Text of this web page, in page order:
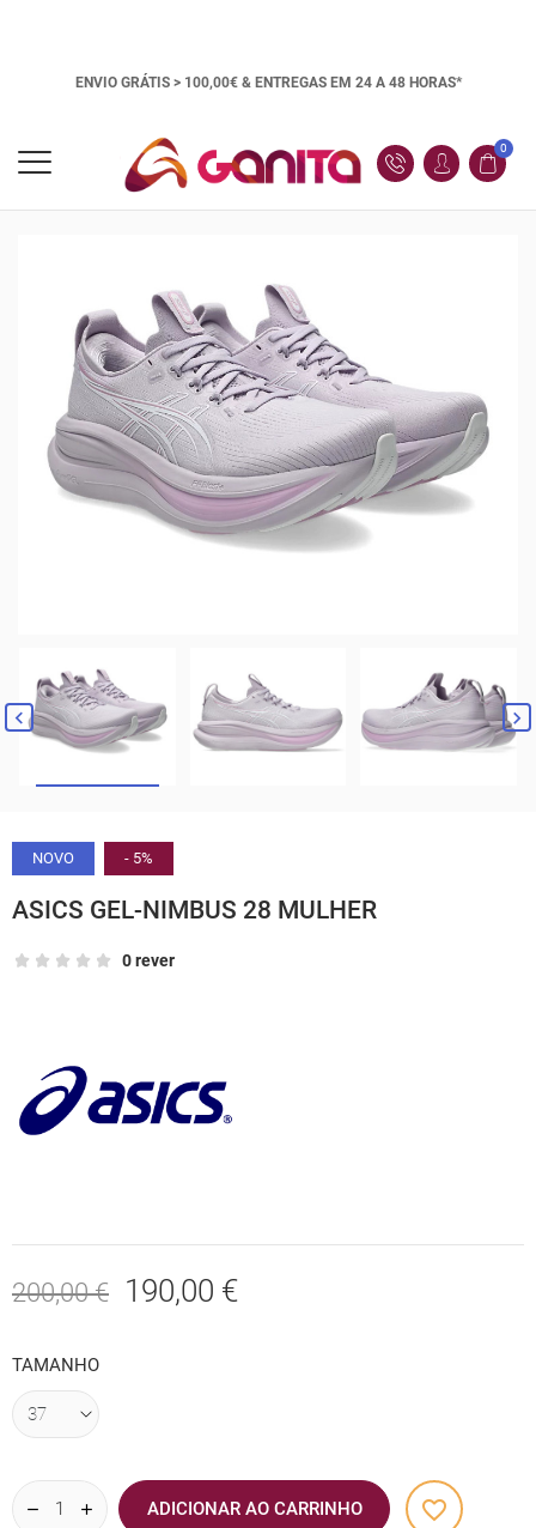
ENVIO GRÁTIS > 100,00€ & ENTREGAS EM 24 A 48 HORAS*
0
 
NOVO - 5%
ASICS GEL-NIMBUS 28 MULHER
0 rever
200,00 € 190,00 €
TAMANHO
ADICIONAR AO CARRINHO favorite_border